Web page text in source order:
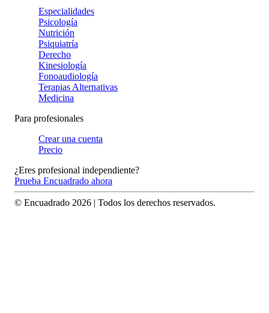
Especialidades
Psicología
Nutrición
Psiquiatría
Derecho
Kinesiología
Fonoaudiología
Terapias Alternativas
Medicina
Para profesionales
Crear una cuenta
Precio
¿Eres profesional independiente?
Prueba Encuadrado ahora
© Encuadrado 2026 | Todos los derechos reservados.